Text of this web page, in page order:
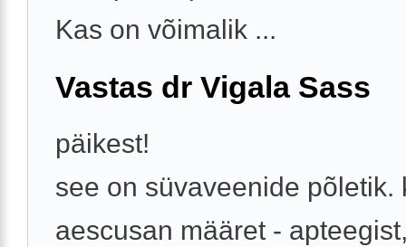
Kas on võimalik ...
Vastas dr Vigala Sass
päikest!
see on süvaveenide põletik.
aescusan määret -